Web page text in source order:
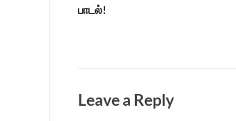
பாடல்!
Leave a Reply